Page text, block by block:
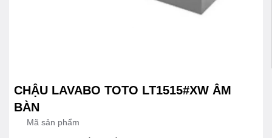
CHẬU LAVABO TOTO LT1515#XW ÂM
BÀN
Mã sản phẩm